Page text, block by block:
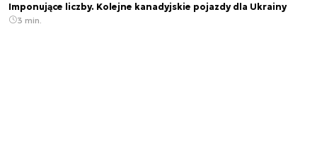
Imponujące liczby. Kolejne kanadyjskie pojazdy dla Ukrainy
3 min.